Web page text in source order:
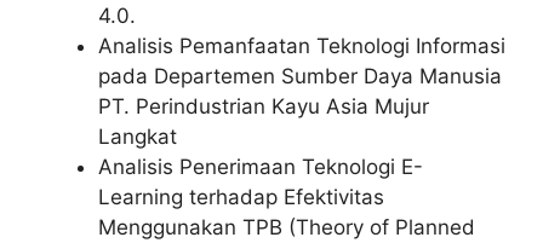
4.0.
Analisis Pemanfaatan Teknologi Informasi
pada Departemen Sumber Daya Manusia
PT. Perindustrian Kayu Asia Mujur
Langkat
Analisis Penerimaan Teknologi E-
Learning terhadap Efektivitas
Menggunakan TPB (Theory of Planned